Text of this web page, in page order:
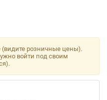
(видите розничные цены).
войти под своим